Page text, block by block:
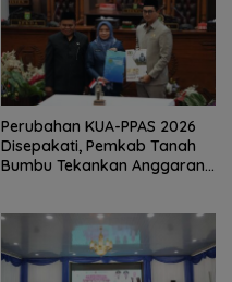
Perubahan KUA-PPAS 2026
Disepakati, Pemkab Tanah
Bumbu Tekankan Anggaran